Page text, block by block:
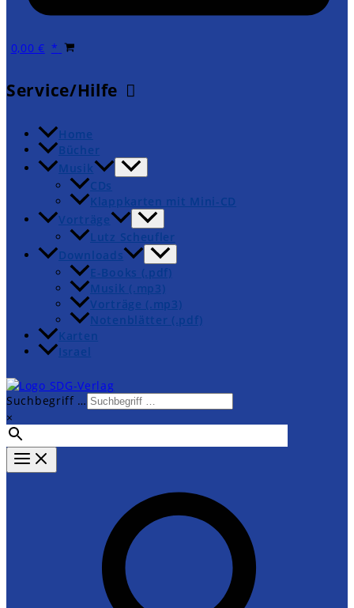
0,00€
Service/Hilfe
Home
Bücher
Musik
CDs
Klappkarten mit Mini-CD
Vorträge
Lutz Scheufler
Downloads
E-Books (.pdf)
Musik (.mp3)
Vorträge (.mp3)
Notenblätter (.pdf)
Karten
Israel
Suchbegriff …
×